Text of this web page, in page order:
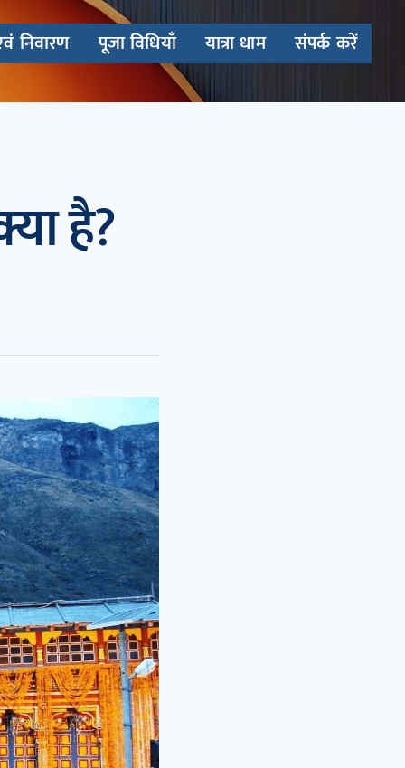
निवारण पूजा विधियाँ यात्रा धाम संपर्क करें
है?